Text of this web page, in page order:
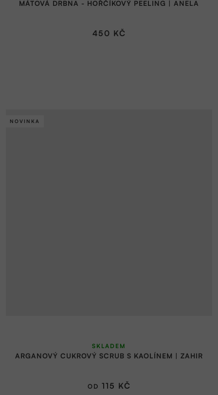
MÁTOVÁ DRBNA - HOŘČÍKOVÝ PEELING | ANELA
450 KČ
NOVINKA
ARGANOVÝ CUKROVÝ SCRUB S KAOLÍNEM | ZAHIR
SKLADEM
OD 115 KČ